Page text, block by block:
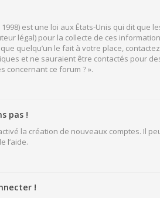
est une loi aux États-Unis qui dit que
légal) pour la collecte de ces
quelqu’un le fait à votre place,
et ne sauraient être contactés pour
concernant ce forum ? ».
pas !
la création de nouveaux comptes. Il
l’aide.
!